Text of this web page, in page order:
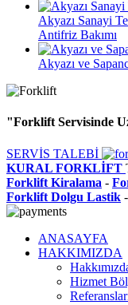
Akyazı Sanayi
Antifriz Bakımı
Akyazı ve
"Forklift Servisinde
SERVİS TALEBİ
KURAL FORKLİFT
Forklift Kiralama -
Forklift Dolgu Lastik -
ANASAYFA
HAKKIMIZDA
Hizmet